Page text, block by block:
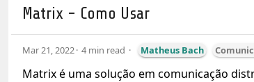
Matrix - Como Usar
Mar 21, 2022 4 min read Matheus Bach
Matrix é uma solução em comunicação